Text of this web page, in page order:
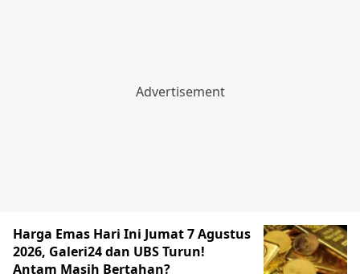
Harga Emas Hari Ini Jumat 7 Agustus
2026, Galeri24 dan UBS Turun!
Antam Masih Bertahan?